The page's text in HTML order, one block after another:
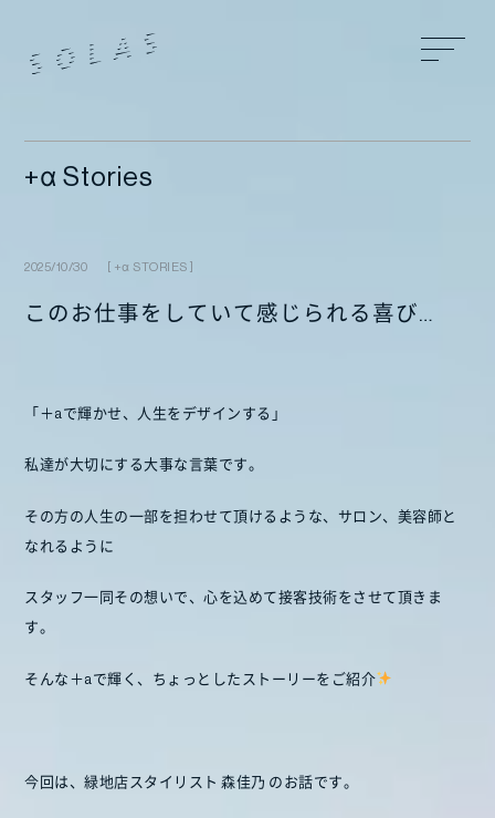
+α Stories
2025/10/30 +α STORIES
このお仕事をしていて感じられる喜び…
「＋aで輝かせ、人生をデザインする」
私達が大切にする大事な言葉です。
その方の人生の一部を担わせて頂けるような、サロン、美容師と
なれるように
スタッフ一同その想いで、心を込めて接客技術をさせて頂きま
す。
そんな＋aで輝く、ちょっとしたストーリーをご紹介
今回は、緑地店スタイリスト 森佳乃 のお話です。